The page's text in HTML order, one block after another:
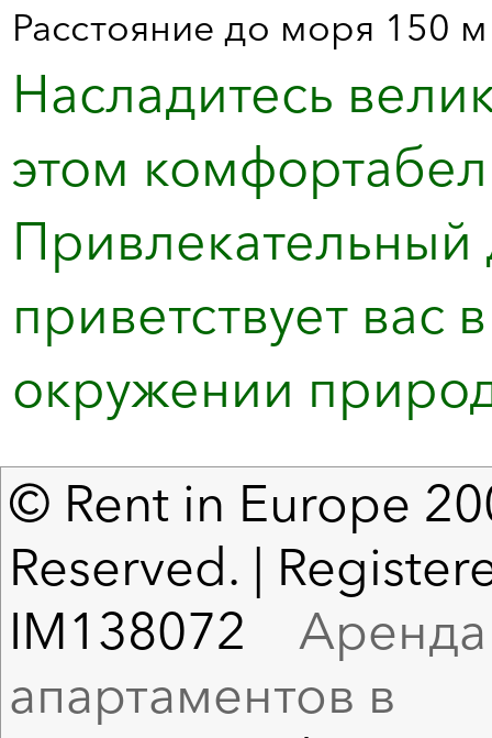
Расстояние до моря 150 м
Насладитесь
этом
приветствует вас
окружении
© Rent in Europe
Reserved. |
IM138072 Аренда
апартаментов в